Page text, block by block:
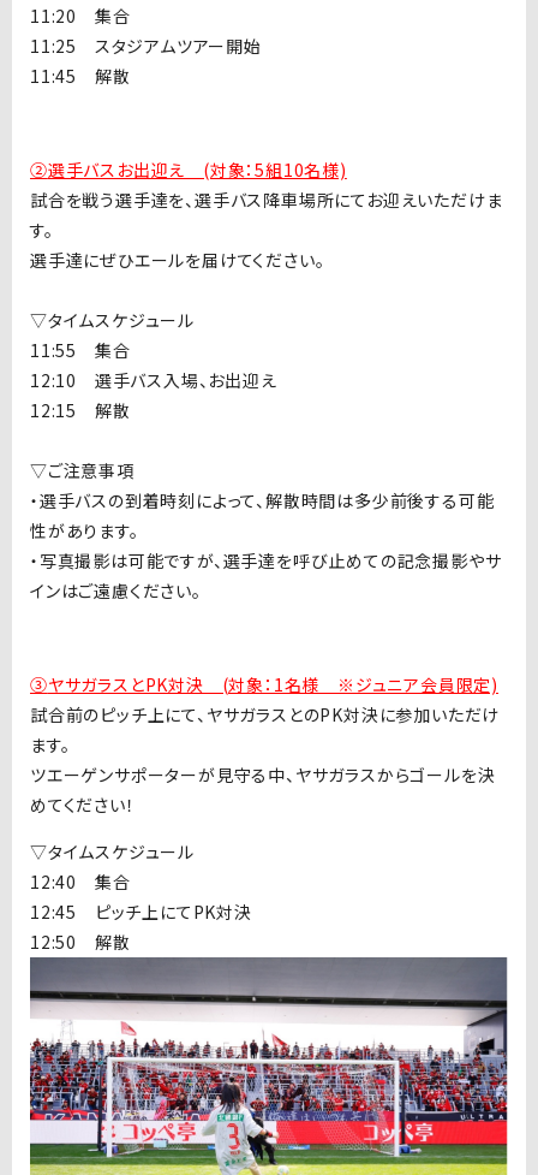
11:20 集合
11:25 スタジアムツアー開始
11:45 解散
②選手バスお出迎え (対象：5組10名様)
試合を戦う選手達を、選手バス降車場所にてお迎えいただけま
す。
選手達にぜひエールを届けてください。
▽タイムスケジュール
11:55 集合
12:10 選手バス入場、お出迎え
12:15 解散
▽ご注意事項
・選手バスの到着時刻によって、解散時間は多少前後する可能
性があります。
・写真撮影は可能ですが、選手達を呼び止めての記念撮影やサ
インはご遠慮ください。
③ヤサガラスとPK対決 (対象：1名様 ※ジュニア会員限定)
試合前のピッチ上にて、ヤサガラスとのPK対決に参加いただけ
ます。
ツエーゲンサポーターが見守る中、ヤサガラスからゴールを決
めてください！
▽タイムスケジュール
12:40 集合
12:45 ピッチ上にて PK対決
12:50 解散